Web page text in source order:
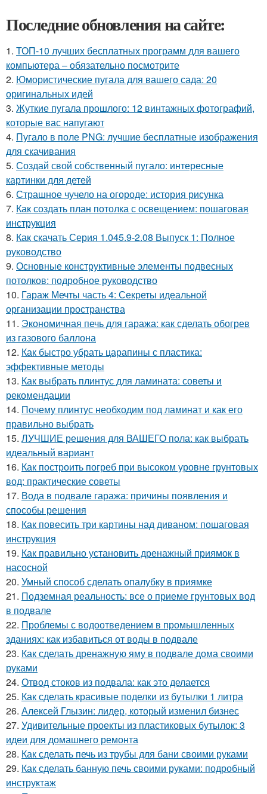
Последние обновления на сайте:
1. ТОП-10 лучших бесплатных программ для вашего
компьютера – обязательно посмотрите
2. Юмористические пугала для вашего сада: 20
оригинальных идей
3. Жуткие пугала прошлого: 12 винтажных фотографий,
которые вас напугают
4. Пугало в поле PNG: лучшие бесплатные изображения
для скачивания
5. Создай свой собственный пугало: интересные
картинки для детей
6. Страшное чучело на огороде: история рисунка
7. Как создать план потолка с освещением: пошаговая
инструкция
8. Как скачать Серия 1.045.9-2.08 Выпуск 1: Полное
руководство
9. Основные конструктивные элементы подвесных
потолков: подробное руководство
10. Гараж Мечты часть 4: Секреты идеальной
организации пространства
11. Экономичная печь для гаража: как сделать обогрев
из газового баллона
12. Как быстро убрать царапины с пластика:
эффективные методы
13. Как выбрать плинтус для ламината: советы и
рекомендации
14. Почему плинтус необходим под ламинат и как его
правильно выбрать
15. ЛУЧШИЕ решения для ВАШЕГО пола: как выбрать
идеальный вариант
16. Как построить погреб при высоком уровне грунтовых
вод: практические советы
17. Вода в подвале гаража: причины появления и
способы решения
18. Как повесить три картины над диваном: пошаговая
инструкция
19. Как правильно установить дренажный приямок в
насосной
20. Умный способ сделать опалубку в приямке
21. Подземная реальность: все о приеме грунтовых вод
в подвале
22. Проблемы с водоотведением в промышленных
зданиях: как избавиться от воды в подвале
23. Как сделать дренажную яму в подвале дома своими
руками
24. Отвод стоков из подвала: как это делается
25. Как сделать красивые поделки из бутылки 1 литра
26. Алексей Глызин: лидер, который изменил бизнес
27. Удивительные проекты из пластиковых бутылок: 3
идеи для домашнего ремонта
28. Как сделать печь из трубы для бани своими руками
29. Как сделать банную печь своими руками: подробный
инструктаж